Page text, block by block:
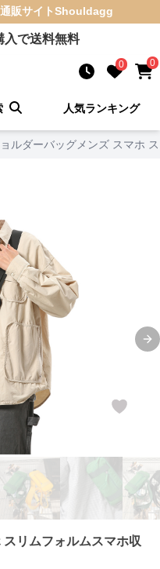
販サイトShouldagg
入で送料無料
0 0
人気ランキング
ルダーバッグメンズ スマホ
リムフォルムスマホ収